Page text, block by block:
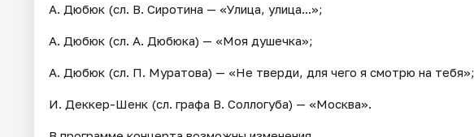
А. Дюбюк (сл. В. Сиротина — «Улица, улица...»;
А. Дюбюк (сл. А. Дюбюка) — «Моя душечка»;
А. Дюбюк (сл. П. Муратова) — «Не тверди, для чего я смотрю на тебя»;
И. Деккер-Шенк (сл. графа В. Соллогуба) — «Москва».